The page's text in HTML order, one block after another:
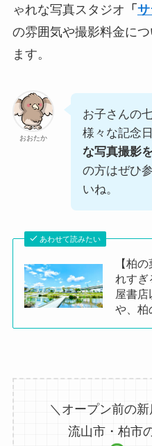
ゃれな写真スタジオ 「
の雰囲気や撮影料金に
ます。
おおたか
お子さんの
様々な記念
な写真撮影
の方はぜひ
いね。
あわせて読みたい
【柏
れすぎ
屋書
や、柏
＼オープン前の
流山市・柏市